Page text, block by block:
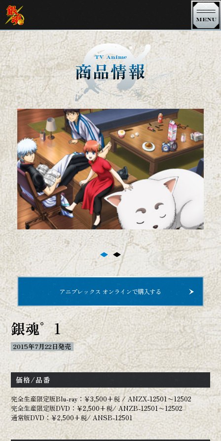
MENU
銀魂 TVシリーズ
銀魂．銀ノ魂篇 銀魂．ポロリ篇
銀魂． 銀魂゜
銀魂' 延長戦 銀魂'
シーズン 其ノ四 シーズン 其ノ参
シーズン 其ノ弐 シーズン 其ノ壱
3年Z組銀八先生
劇場版＆オンシアター2D
劇場映画 オンシアター2D
イベント
Blu-ray BOX
CD
サウンドトラック 銀魂BEST
OP/ED
TV Anime
商品情報
アニプレックス オンラインで購入する
銀魂゜1
2015年7月22日発売
価格/品番
完全生産限定版Blu-ray：￥3,500+税 / ANZX-12501〜12502
完全生産限定版DVD：￥2,500+税/ ANZB-12501〜12502
通常版DVD：￥2,500+税/ ANSB-12501